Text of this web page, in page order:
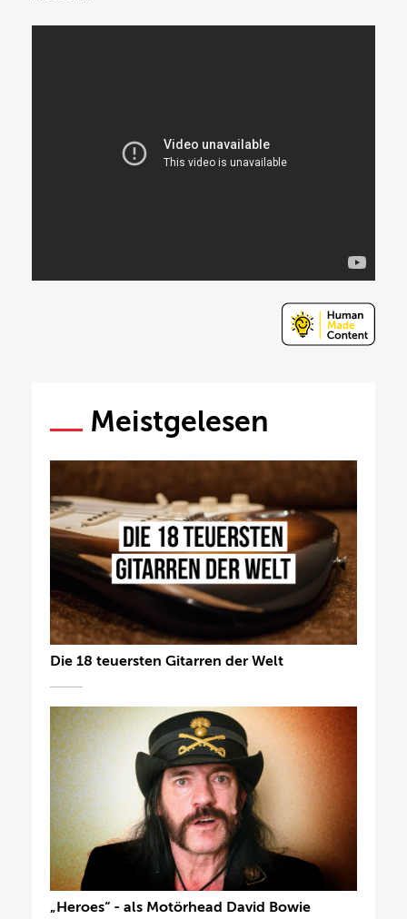
Meistgelesen
Die 18 teuersten Gitarren der Welt
„Heroes“ - als Motörhead David Bowie